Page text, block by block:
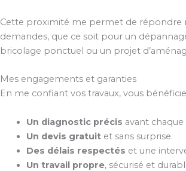
Cette proximité me permet de répondre
demandes, que ce soit pour un
bricolage ponctuel ou un projet
Mes engagements et garanties
En me confiant vos travaux, vous
Un diagnostic précis avant
Un devis gratuitet sans surprise.
Des délais respectés et une
Un travail propre, sécurisé et